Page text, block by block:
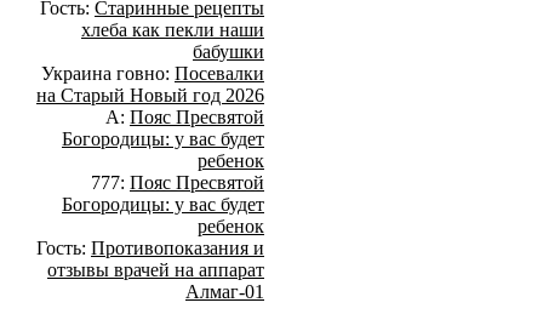
Гость: Старинные рецепты
хлеба как пекли наши
бабушки
Украина говно: Посевалки
на Старый Новый год 2026
А: Пояс Пресвятой
Богородицы: у вас будет
ребенок
777: Пояс Пресвятой
Богородицы: у вас будет
ребенок
Гость: Противопоказания и
отзывы врачей на аппарат
Алмаг-01